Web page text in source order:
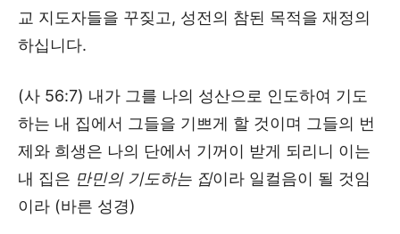
교 지도자들을 꾸짖고, 성전의 참된 목적을 재정의
하십니다.
(사 56:7) 내가 그를 나의 성산으로 인도하여 기도
하는 내 집에서 그들을 기쁘게 할 것이며 그들의 번
제와 희생은 나의 단에서 기꺼이 받게 되리니 이는
내 집은 만민의 기도하는 집이라 일컬음이 될 것임
이라 (바른 성경)